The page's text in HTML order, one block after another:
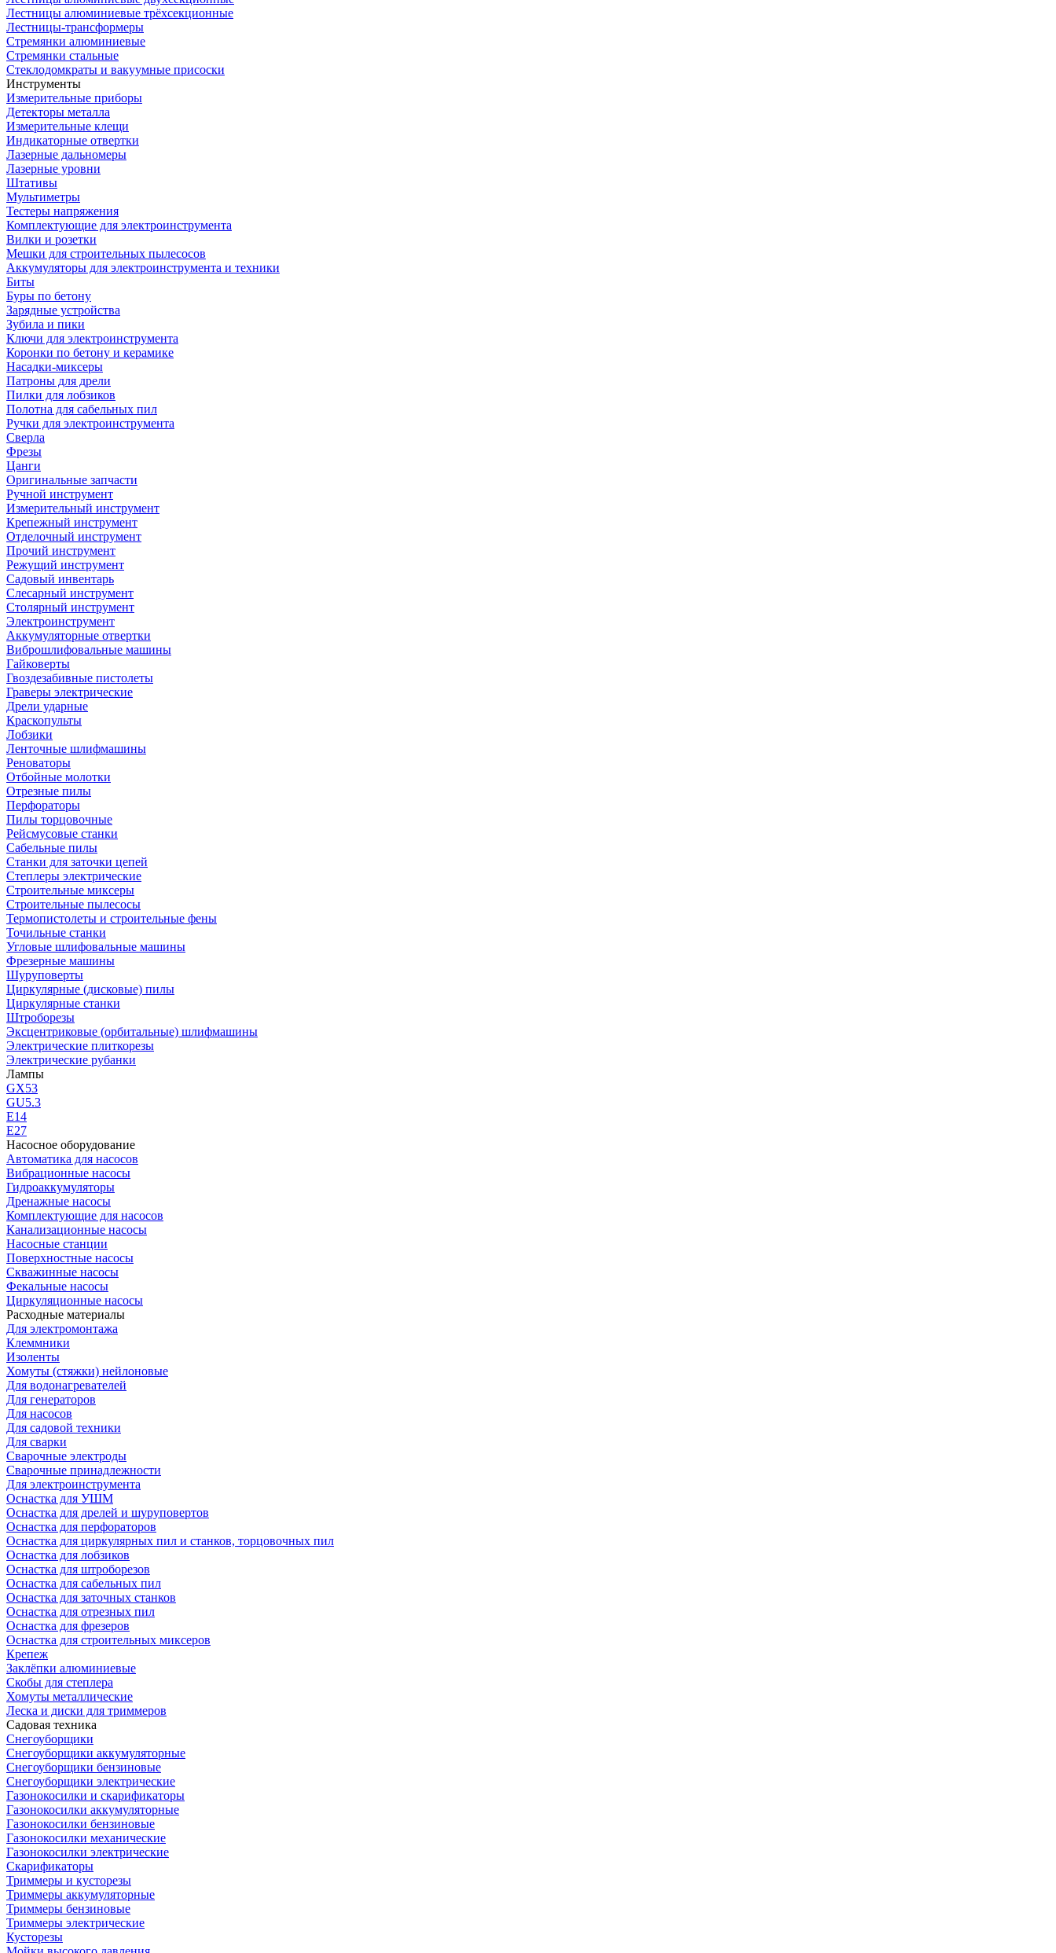
Лестницы алюминиевые трёхсекционные
Лестницы-трансформеры
Стремянки алюминиевые
Стремянки стальные
Стеклодомкраты и вакуумные присоски
Инструменты
Измерительные приборы
Детекторы металла
Измерительные клещи
Индикаторные отвертки
Лазерные дальномеры
Лазерные уровни
Штативы
Мультиметры
Тестеры напряжения
Комплектующие для электроинструмента
Вилки и розетки
Мешки для строительных пылесосов
Аккумуляторы для электроинструмента и техники
Биты
Буры по бетону
Зарядные устройства
Зубила и пики
Ключи для электроинструмента
Коронки по бетону и керамике
Насадки-миксеры
Патроны для дрели
Пилки для лобзиков
Полотна для сабельных пил
Ручки для электроинструмента
Сверла
Фрезы
Цанги
Оригинальные запчасти
Ручной инструмент
Измерительный инструмент
Крепежный инструмент
Отделочный инструмент
Прочий инструмент
Режущий инструмент
Садовый инвентарь
Слесарный инструмент
Столярный инструмент
Электроинструмент
Аккумуляторные отвертки
Виброшлифовальные машины
Гайковерты
Гвоздезабивные пистолеты
Граверы электрические
Дрели ударные
Краскопульты
Лобзики
Ленточные шлифмашины
Реноваторы
Отбойные молотки
Отрезные пилы
Перфораторы
Пилы торцовочные
Рейсмусовые станки
Сабельные пилы
Станки для заточки цепей
Степлеры электрические
Строительные миксеры
Строительные пылесосы
Термопистолеты и строительные фены
Точильные станки
Угловые шлифовальные машины
Фрезерные машины
Шуруповерты
Циркулярные (дисковые) пилы
Циркулярные станки
Штроборезы
Эксцентриковые (орбитальные) шлифмашины
Электрические плиткорезы
Электрические рубанки
Лампы
GX53
GU5.3
Е14
Е27
Насосное оборудование
Автоматика для насосов
Вибрационные насосы
Гидроаккумуляторы
Дренажные насосы
Комплектующие для насосов
Канализационные насосы
Насосные станции
Поверхностные насосы
Скважинные насосы
Фекальные насосы
Циркуляционные насосы
Расходные материалы
Для электромонтажа
Клеммники
Изоленты
Хомуты (стяжки) нейлоновые
Для водонагревателей
Для генераторов
Для насосов
Для садовой техники
Для сварки
Сварочные электроды
Сварочные принадлежности
Для электроинструмента
Оснастка для УШМ
Оснастка для дрелей и шуруповертов
Оснастка для перфораторов
Оснастка для циркулярных пил и станков, торцовочных пил
Оснастка для лобзиков
Оснастка для штроборезов
Оснастка для сабельных пил
Оснастка для заточных станков
Оснастка для отрезных пил
Оснастка для фрезеров
Оснастка для строительных миксеров
Крепеж
Заклёпки алюминиевые
Скобы для степлера
Хомуты металлические
Леска и диски для триммеров
Садовая техника
Снегоуборщики
Снегоуборщики аккумуляторные
Снегоуборщики бензиновые
Снегоуборщики электрические
Газонокосилки и скарификаторы
Газонокосилки аккумуляторные
Газонокосилки бензиновые
Газонокосилки механические
Газонокосилки электрические
Скарификаторы
Триммеры и кусторезы
Триммеры аккумуляторные
Триммеры бензиновые
Триммеры электрические
Кусторезы